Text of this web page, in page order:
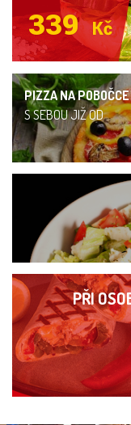
339 Kč
PIZZA NA POBOČCE
S SEBOU JIŽ OD
PŘI